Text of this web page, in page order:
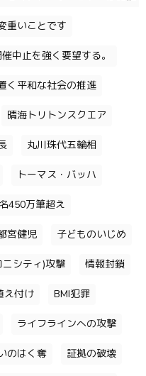
重いことです
中止を強く要望する。
く平和な社会の推進
晴海トリトンスクエア
丸川珠代五輪相
トーマス・バッハ
450万筆超え
宮健児 子どものいじめ
シティ)攻撃 情報封鎖
え付け BMI犯罪
ライフラインへの攻撃
のはく奪 証拠の破壊